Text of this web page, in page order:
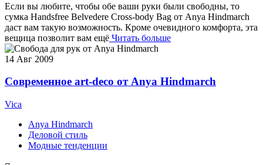
Если вы любите, чтобы обе ваши руки были свободны, то
сумка Handsfree Belvedere Cross-body Bag от Anya Hindmarch
даст вам такую возможность. Кроме очевидного комфорта, эта
вещица позволит вам ещё Читать больше
14 Авг 2009
Современное art-deco от Anya Hindmarch
Vica
Anya Hindmarch
Деловой стиль
Модные тенденции